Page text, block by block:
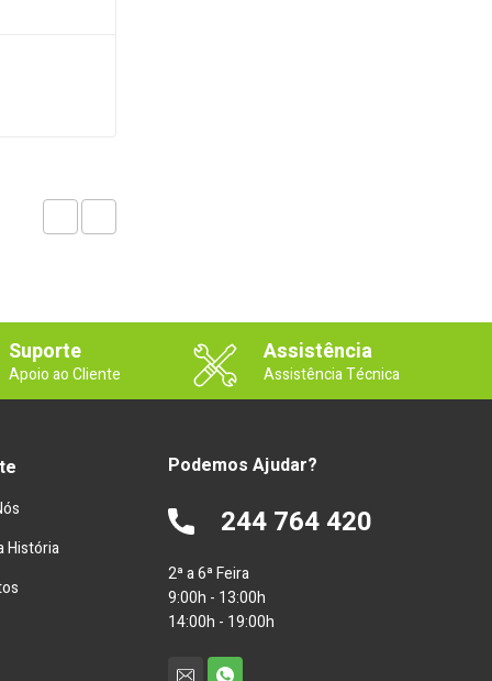
Suporte
Apoio ao Cliente
Assistência
Assistência Técnica
História
Podemos Ajudar?
244 764 420
2ª a 6ª Feira
9:00h - 13:00h
14:00h - 19:00h